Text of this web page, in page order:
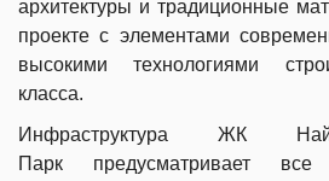
архитектуры и традиционные
проекте с элементами
высокими технологиями
класса.
Инфраструктура ЖК
Парк предусматривает